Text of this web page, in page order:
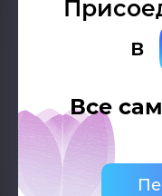
в
Все